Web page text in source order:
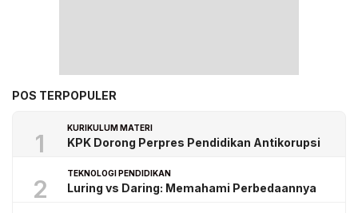
POS TERPOPULER
1
KURIKULUM MATERI
KPK Dorong Perpres Pendidikan Antikorupsi
2
TEKNOLOGI PENDIDIKAN
Luring vs Daring: Memahami Perbedaannya